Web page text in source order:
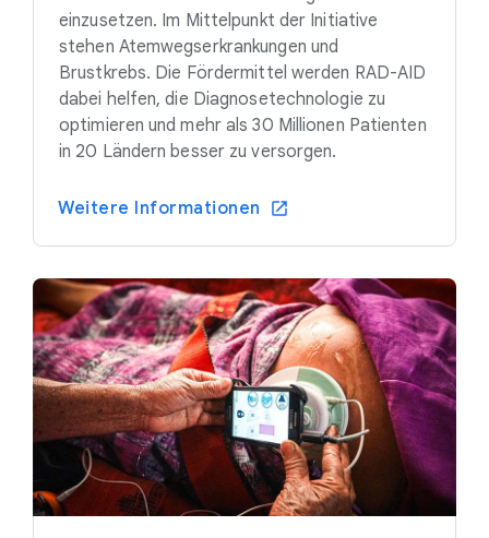
einzusetzen. Im Mittelpunkt der Initiative
stehen Atemwegserkrankungen und
Brustkrebs. Die Fördermittel werden RAD-AID
dabei helfen, die Diagnosetechnologie zu
optimieren und mehr als 30 Millionen Patienten
in 20 Ländern besser zu versorgen.
Weitere Informationen